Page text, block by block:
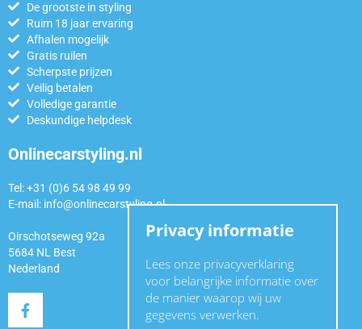
De grootste in styling
Ruim 18 jaar ervaring
Afhalen mogelijk
Gratis ruilen
Scherpste prijzen
Veilig betalen
Volledige garantie
Deskundige helpdesk
Onlinecarstyling.nl
Tel: +31 (0)6 54 98 49 99
E-mail: info@onlinecarstyling.nl
Oirschotseweg 92a
5684 NL Best
Nederland
Privacy informatie
Lees onze privacyverklaring
voor belangrijke informatie over
de manier waarop wij uw
gegevens verwerken.